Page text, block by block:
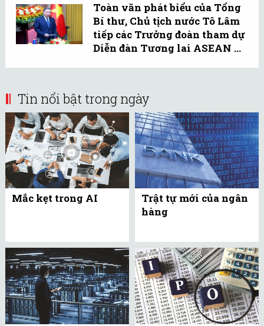
Toàn văn phát biểu của Tổng
Bí thư, Chủ tịch nước Tô Lâm
tiếp các Trưởng đoàn tham dự
Diễn đàn Tương lai ASEAN ...
Tin nổi bật trong ngày
Mắc kẹt trong AI
Trật tự mới của ngân
hàng